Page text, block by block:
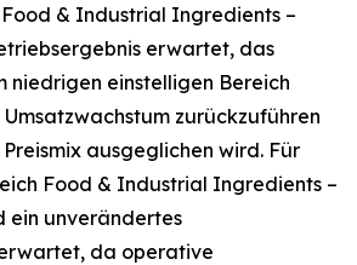
& Industrial Ingredients –
erwartet, das
niedrigen einstelligen Bereich
zurückzuführen
ausgeglichen wird. Für
Food & Industrial Ingredients –
ein unverändertes
da operative